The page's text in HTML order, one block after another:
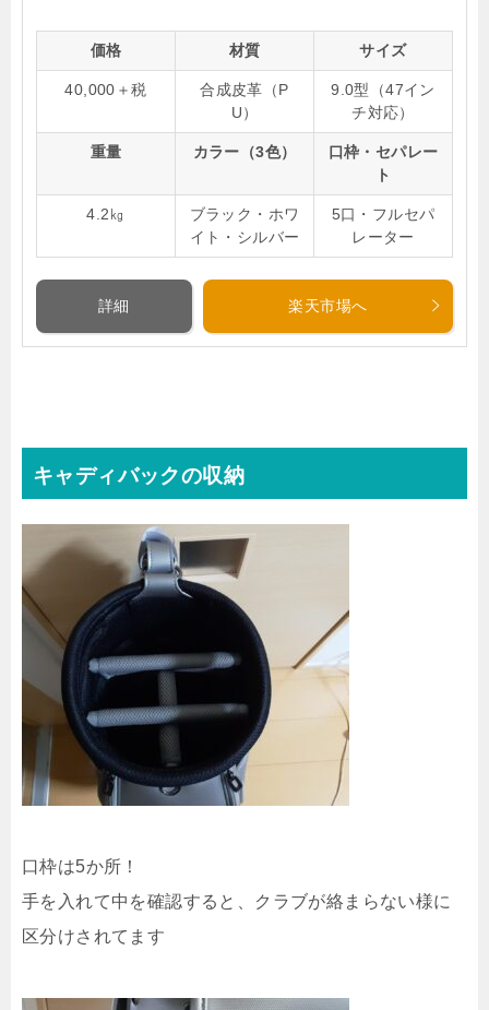
価格 材質 サイズ
40,000＋税
合成皮革（P
U）
9.0型（47イン
チ対応）
重量 カラー（3色）
口枠・セパレー
ト
4.2㎏
ブラック・ホワ
イト・シルバー
5口・フルセパ
レーター
詳細 楽天市場へ
キャディバックの収納
口枠は5か所！
手を入れて中を確認すると、クラブが絡まらない様に
区分けされてます